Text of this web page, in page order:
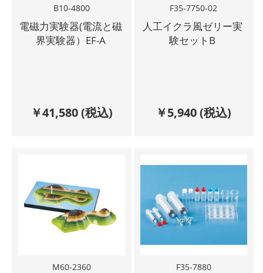
B10-4800
電磁力実験器(電流と磁
界実験器）EF-A
￥41,580(税込)
F35-7750-02
人工イクラ風ゼリー実
験セットB
￥5,940(税込)
M60-2360 F35-7880